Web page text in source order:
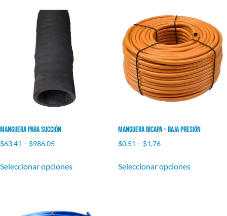
Manguera para Succión
$63,41 – $986,05
Seleccionar opciones
Manguera Bicapa – Baja Presión
$0,51– $1,76
Seleccionar opciones